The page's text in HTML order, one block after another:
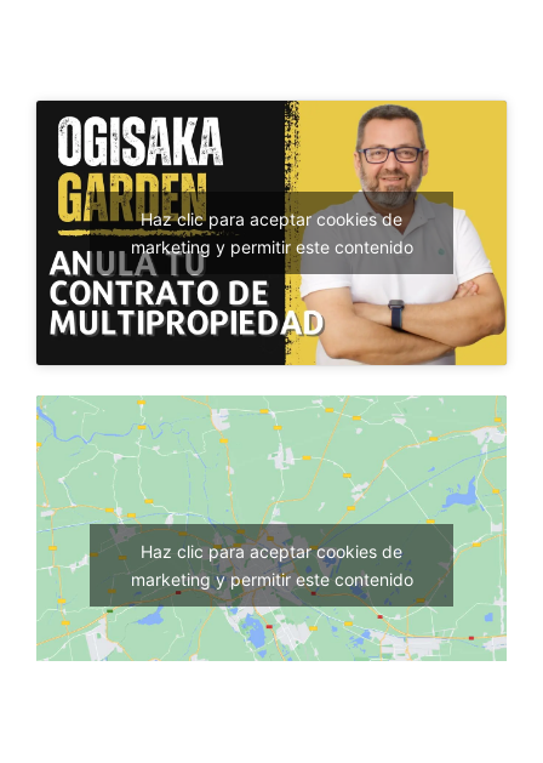
Haz clic para aceptar cookies de
marketing y permitir este contenido
Haz clic para aceptar cookies de
marketing y permitir este contenido